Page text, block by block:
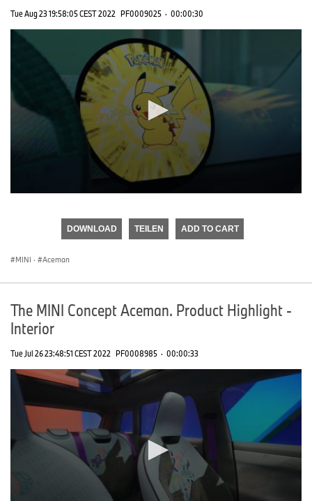
Tue Aug 23 19:58:05 CEST 2022 PF0009025 · 00:00:30
DOWNLOAD TEILEN ADD TO CART
MINI · Aceman
The MINI Concept Aceman. Product Highlight -
Interior
Tue Jul 26 23:48:51 CEST 2022 PF0008985 · 00:00:33